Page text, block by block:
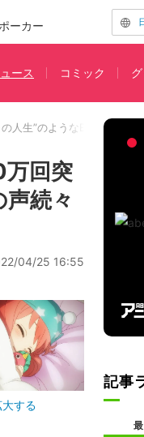
ポーカー
ース コミック
人生”のようなED映像に感動
回突
続々
04/25 16:55
大する
記事